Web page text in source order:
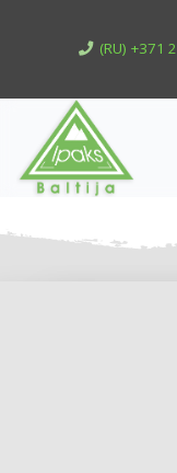
(RU) +371